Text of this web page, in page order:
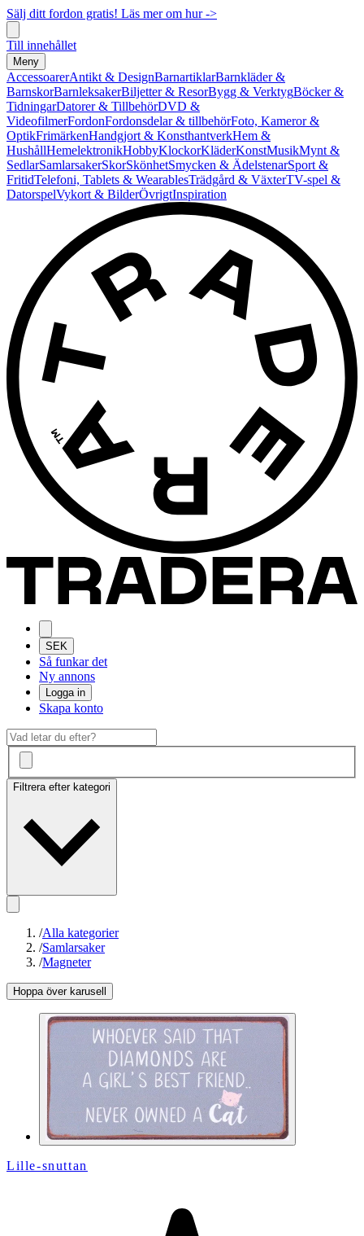
Sälj ditt fordon gratis! Läs mer om hur ->
Till innehållet
Meny
AccessoarerAntikt & DesignBarnartiklarBarnkläder &
BarnskorBarnleksakerBiljetter & ResorBygg & VerktygBöcker &
TidningarDatorer & TillbehörDVD &
VideofilmerFordonFordonsdelar & tillbehörFoto, Kameror &
OptikFrimärkenHandgjort & KonsthantverkHem &
HushållHemelektronikHobbyKlockorKläderKonstMusikMynt &
SedlarSamlarsakerSkorSkönhetSmycken & ÄdelstenarSport &
FritidTelefoni, Tablets & WearablesTrädgård & VäxterTV-spel &
DatorspelVykort & BilderÖvrigtInspiration
SEK
Så funkar det
Ny annons
Logga in
Skapa konto
Filtrera efter kategori
/Alla kategorier
/Samlarsaker
/Magneter
Hoppa över karusell
Lille-snuttan